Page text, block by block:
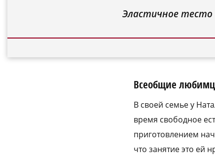
Эластичное тесто
Всеобщие
В своей семье у
время свободное
приготовлением
что занятие это ей